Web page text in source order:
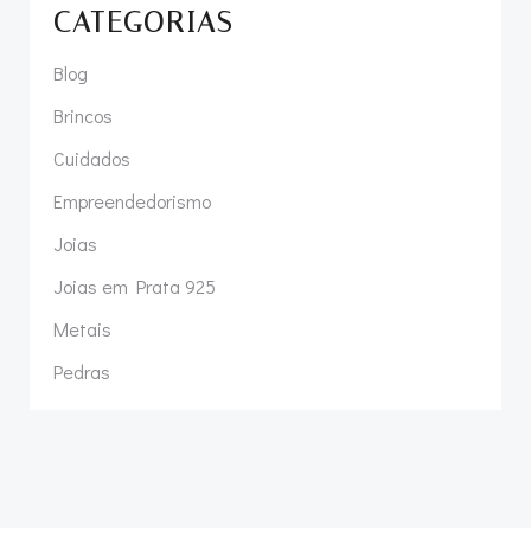
CATEGORIAS
Blog
Brincos
Cuidados
Empreendedorismo
Joias
Joias em Prata 925
Metais
Pedras